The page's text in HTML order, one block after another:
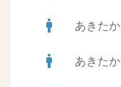
man あきたか
man あきたか